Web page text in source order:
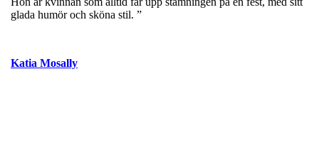
glada humör och sköna stil. ”
Katia Mosally